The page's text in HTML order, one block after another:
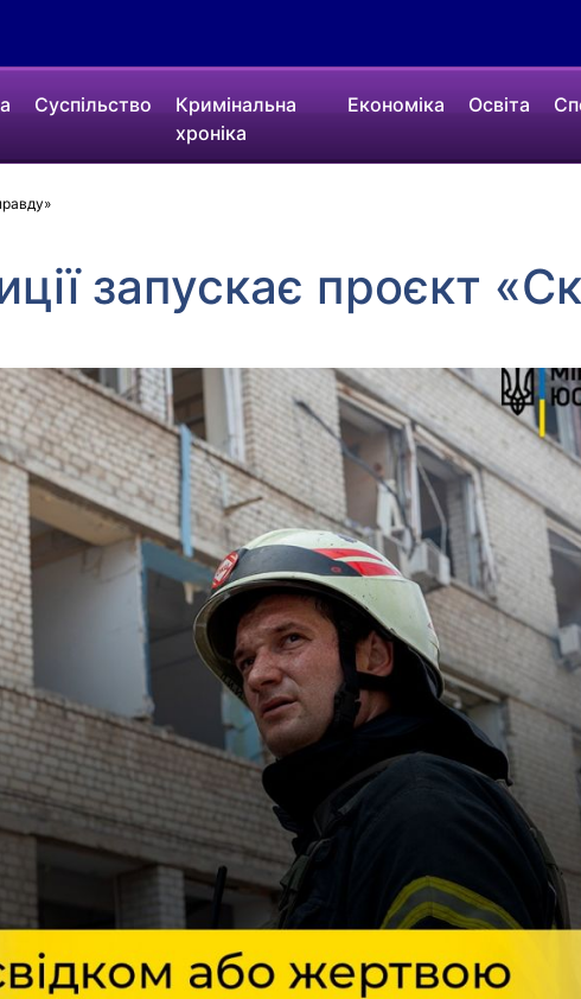
Суспільство
Кримінальна
хроніка
Економіка Освіта
запускає проєкт